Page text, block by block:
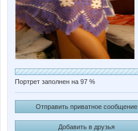
Портрет заполнен на 97 %
Отправить приватное сообщение
Добавить в друзья